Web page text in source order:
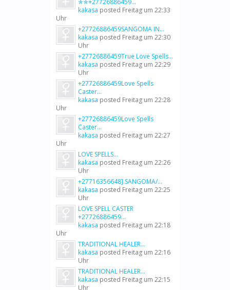
✯✯+27726886459...
kakasa posted Freitag um 22:33
Uhr
+27726886459SANGOMA IN...
kakasa posted Freitag um 22:30
Uhr
+27726886459True Love Spells...
kakasa posted Freitag um 22:29
Uhr
+27726886459Love Spells
Caster...
kakasa posted Freitag um 22:28
Uhr
+27726886459Love Spells
Caster...
kakasa posted Freitag um 22:27
Uhr
LOVE SPELLS...
kakasa posted Freitag um 22:26
Uhr
+27716356648].SANGOMA/...
kakasa posted Freitag um 22:25
Uhr
LOVE SPELL CASTER
+27726886459...
kakasa posted Freitag um 22:18
Uhr
TRADITIONAL HEALER...
kakasa posted Freitag um 22:16
Uhr
TRADITIONAL HEALER...
kakasa posted Freitag um 22:15
Uhr